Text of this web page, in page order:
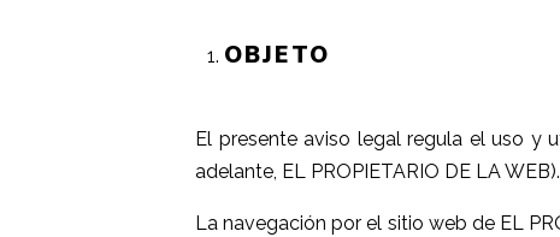
OBJETO
El presente aviso legal regula el uso y
adelante, EL PROPIETARIO DE LA WEB).
La navegación por el sitio web de EL